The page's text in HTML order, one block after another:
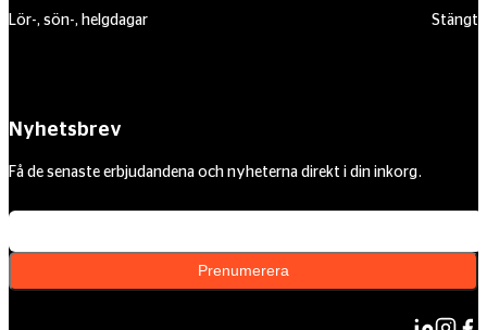
Lör-, sön-, helgdagar
Stängt
Nyhetsbrev
Få de senaste erbjudandena och nyheterna direkt i din inkorg.
Prenumerera